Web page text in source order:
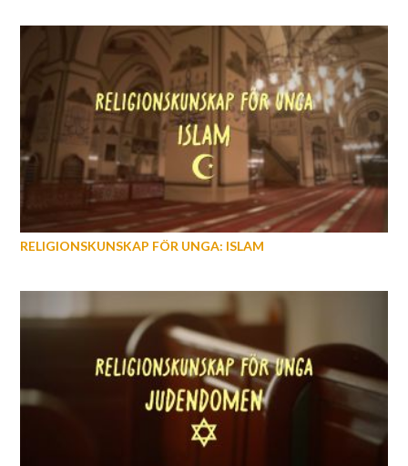
RELIGIONSKUNSKAP FÖR UNGA: ISLAM